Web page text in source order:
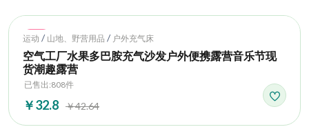
Hot
运动 / 山地、野营用品 / 户外充气床
空气工厂水果多巴胺充气沙发户外便携露营音乐节现
货潮趣露营
已售出:808件
￥32.8 ￥42.64